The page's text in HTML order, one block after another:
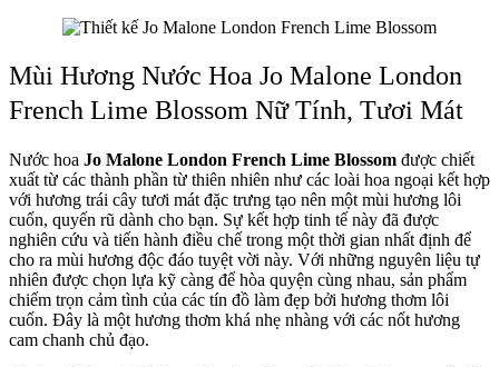
Mùi Hương Nước Hoa Jo Malone London
French Lime Blossom Nữ Tính, Tươi Mát
Nước hoa Jo Malone London French Lime Blossom được chiết
xuất từ các thành phần từ thiên nhiên như các loài hoa ngoại kết hợp
với hương trái cây tươi mát đặc trưng tạo nên một mùi hương lôi
cuốn, quyến rũ dành cho bạn. Sự kết hợp tinh tế này đã được
nghiên cứu và tiến hành điều chế trong một thời gian nhất định để
cho ra mùi hương độc đáo tuyệt vời này. Với những nguyên liệu tự
nhiên được chọn lựa kỹ càng để hòa quyện cùng nhau, sản phẩm
chiếm trọn cảm tình của các tín đồ làm đẹp bởi hương thơm lôi
cuốn. Đây là một hương thơm khá nhẹ nhàng với các nốt hương
cam chanh chủ đạo.